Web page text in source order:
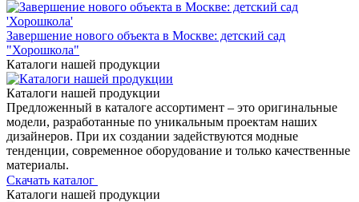
Завершение нового объекта в Москве: детский сад
"Хорошкола"
Каталоги нашей продукции
Каталоги нашей продукции
Предложенный в каталоге ассортимент – это оригинальные
модели, разработанные по уникальным проектам наших
дизайнеров. При их создании задействуются модные
тенденции, современное оборудование и только качественные
материалы.
Скачать каталог
Каталоги нашей продукции